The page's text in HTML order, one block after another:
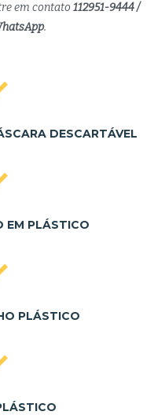
em contato 112951-9444 /
.
DESCARTÁVEL
EM PLÁSTICO
PLÁSTICO